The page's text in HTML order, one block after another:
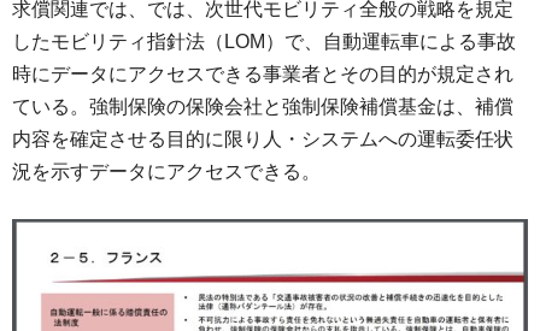
求償関連では、では、次世代モビリティ全般の戦略を規定
したモビリティ指針法（LOM）で、自動運転車による事故
時にデータにアクセスできる事業者とその目的が規定され
ている。強制保険の保険会社と強制保険補償基金は、補償
内容を確定させる目的に限り人・システムへの運転委任状
況を示すデータにアクセスできる。